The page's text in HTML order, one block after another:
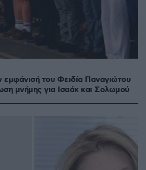
εμφάνισή του Φειδία Παναγιώτου
μνήμης για Ισαάκ και Σολωμού